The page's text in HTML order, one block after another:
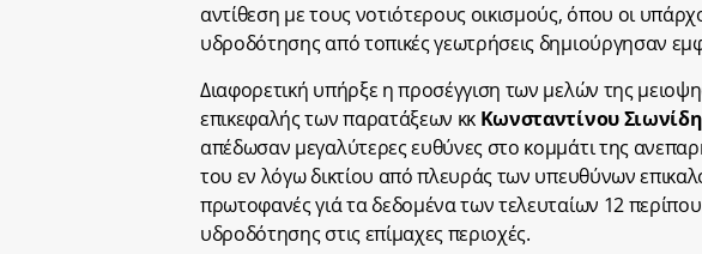
αντίθεση με τους νοτιότερους οικισμούς, όπου οι
υδροδότησης από τοπικές γεωτρήσεις δημιούργησαν
Διαφορετική υπήρξε η προσέγγιση των μελών της
επικεφαλής των παρατάξεων κκ Κωνσταντίνου Σιωνίδη
απέδωσαν μεγαλύτερες ευθύνες στο κομμάτι της
του εν λόγω δικτίου από πλευράς των υπευθύνων
πρωτοφανές γιά τα δεδομένα των τελευταίων 12
υδροδότησης στις επίμαχες περιοχές.